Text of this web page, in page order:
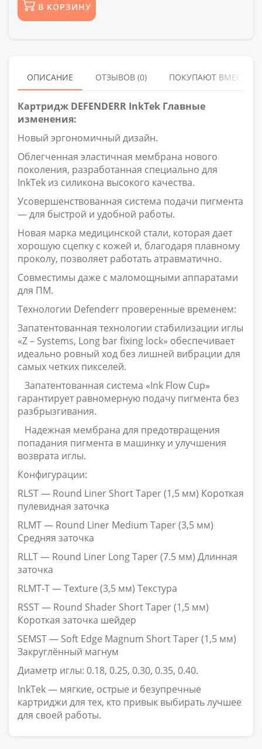
В КОРЗИНУ
ОПИСАНИЕ ОТЗЫВОВ (0) ПОКУПАЮТ ВМЕСТЕ
Картридж DEFENDERR InkTek Главные
изменения:
Новый эргономичный дизайн.
Облегченная эластичная мембрана нового
поколения, разработанная специально для
InkTek из силикона высокого качества.
Усовершенствованная система подачи пигмента
— для быстрой и удобной работы.
Новая марка медицинской стали, которая дает
хорошую сцепку с кожей и, благодаря плавному
проколу, позволяет работать атравматично.
Совместимы даже с маломощными аппаратами
для ПМ.
Технологии Defenderr проверенные временем:
Запатентованная технологии стабилизации иглы
«Z – Systems, Long bar fixing lock» обеспечивает
идеально ровный ход без лишней вибрации для
самых четких пикселей.
⠀Запатентованная система «Ink Flow Cup»
гарантирует равномерную подачу пигмента без
разбрызгивания.
⠀Надежная мембрана для предотвращения
попадания пигмента в машинку и улучшения
возврата иглы.
Конфигурации:
RLST — Round Liner Short Taper (1,5 мм) Короткая
пулевидная заточка
RLMT — Round Liner Medium Taper (3,5 мм)
Средняя заточка
RLLT — Round Liner Long Taper (7.5 мм) Длинная
заточка
RLMT-T — Texture (3,5 мм) Текстура
RSST — Round Shader Short Taper (1,5 мм)
Короткая заточка шейдер
SEMST — Soft Edge Magnum Short Taper (1,5 мм)
Закруглённый магнум
Диаметр иглы: 0.18, 0.25, 0.30, 0.35, 0.40.
InkTek — мягкие, острые и безупречные
картриджи для тех, кто привык выбирать лучшее
для своей работы.